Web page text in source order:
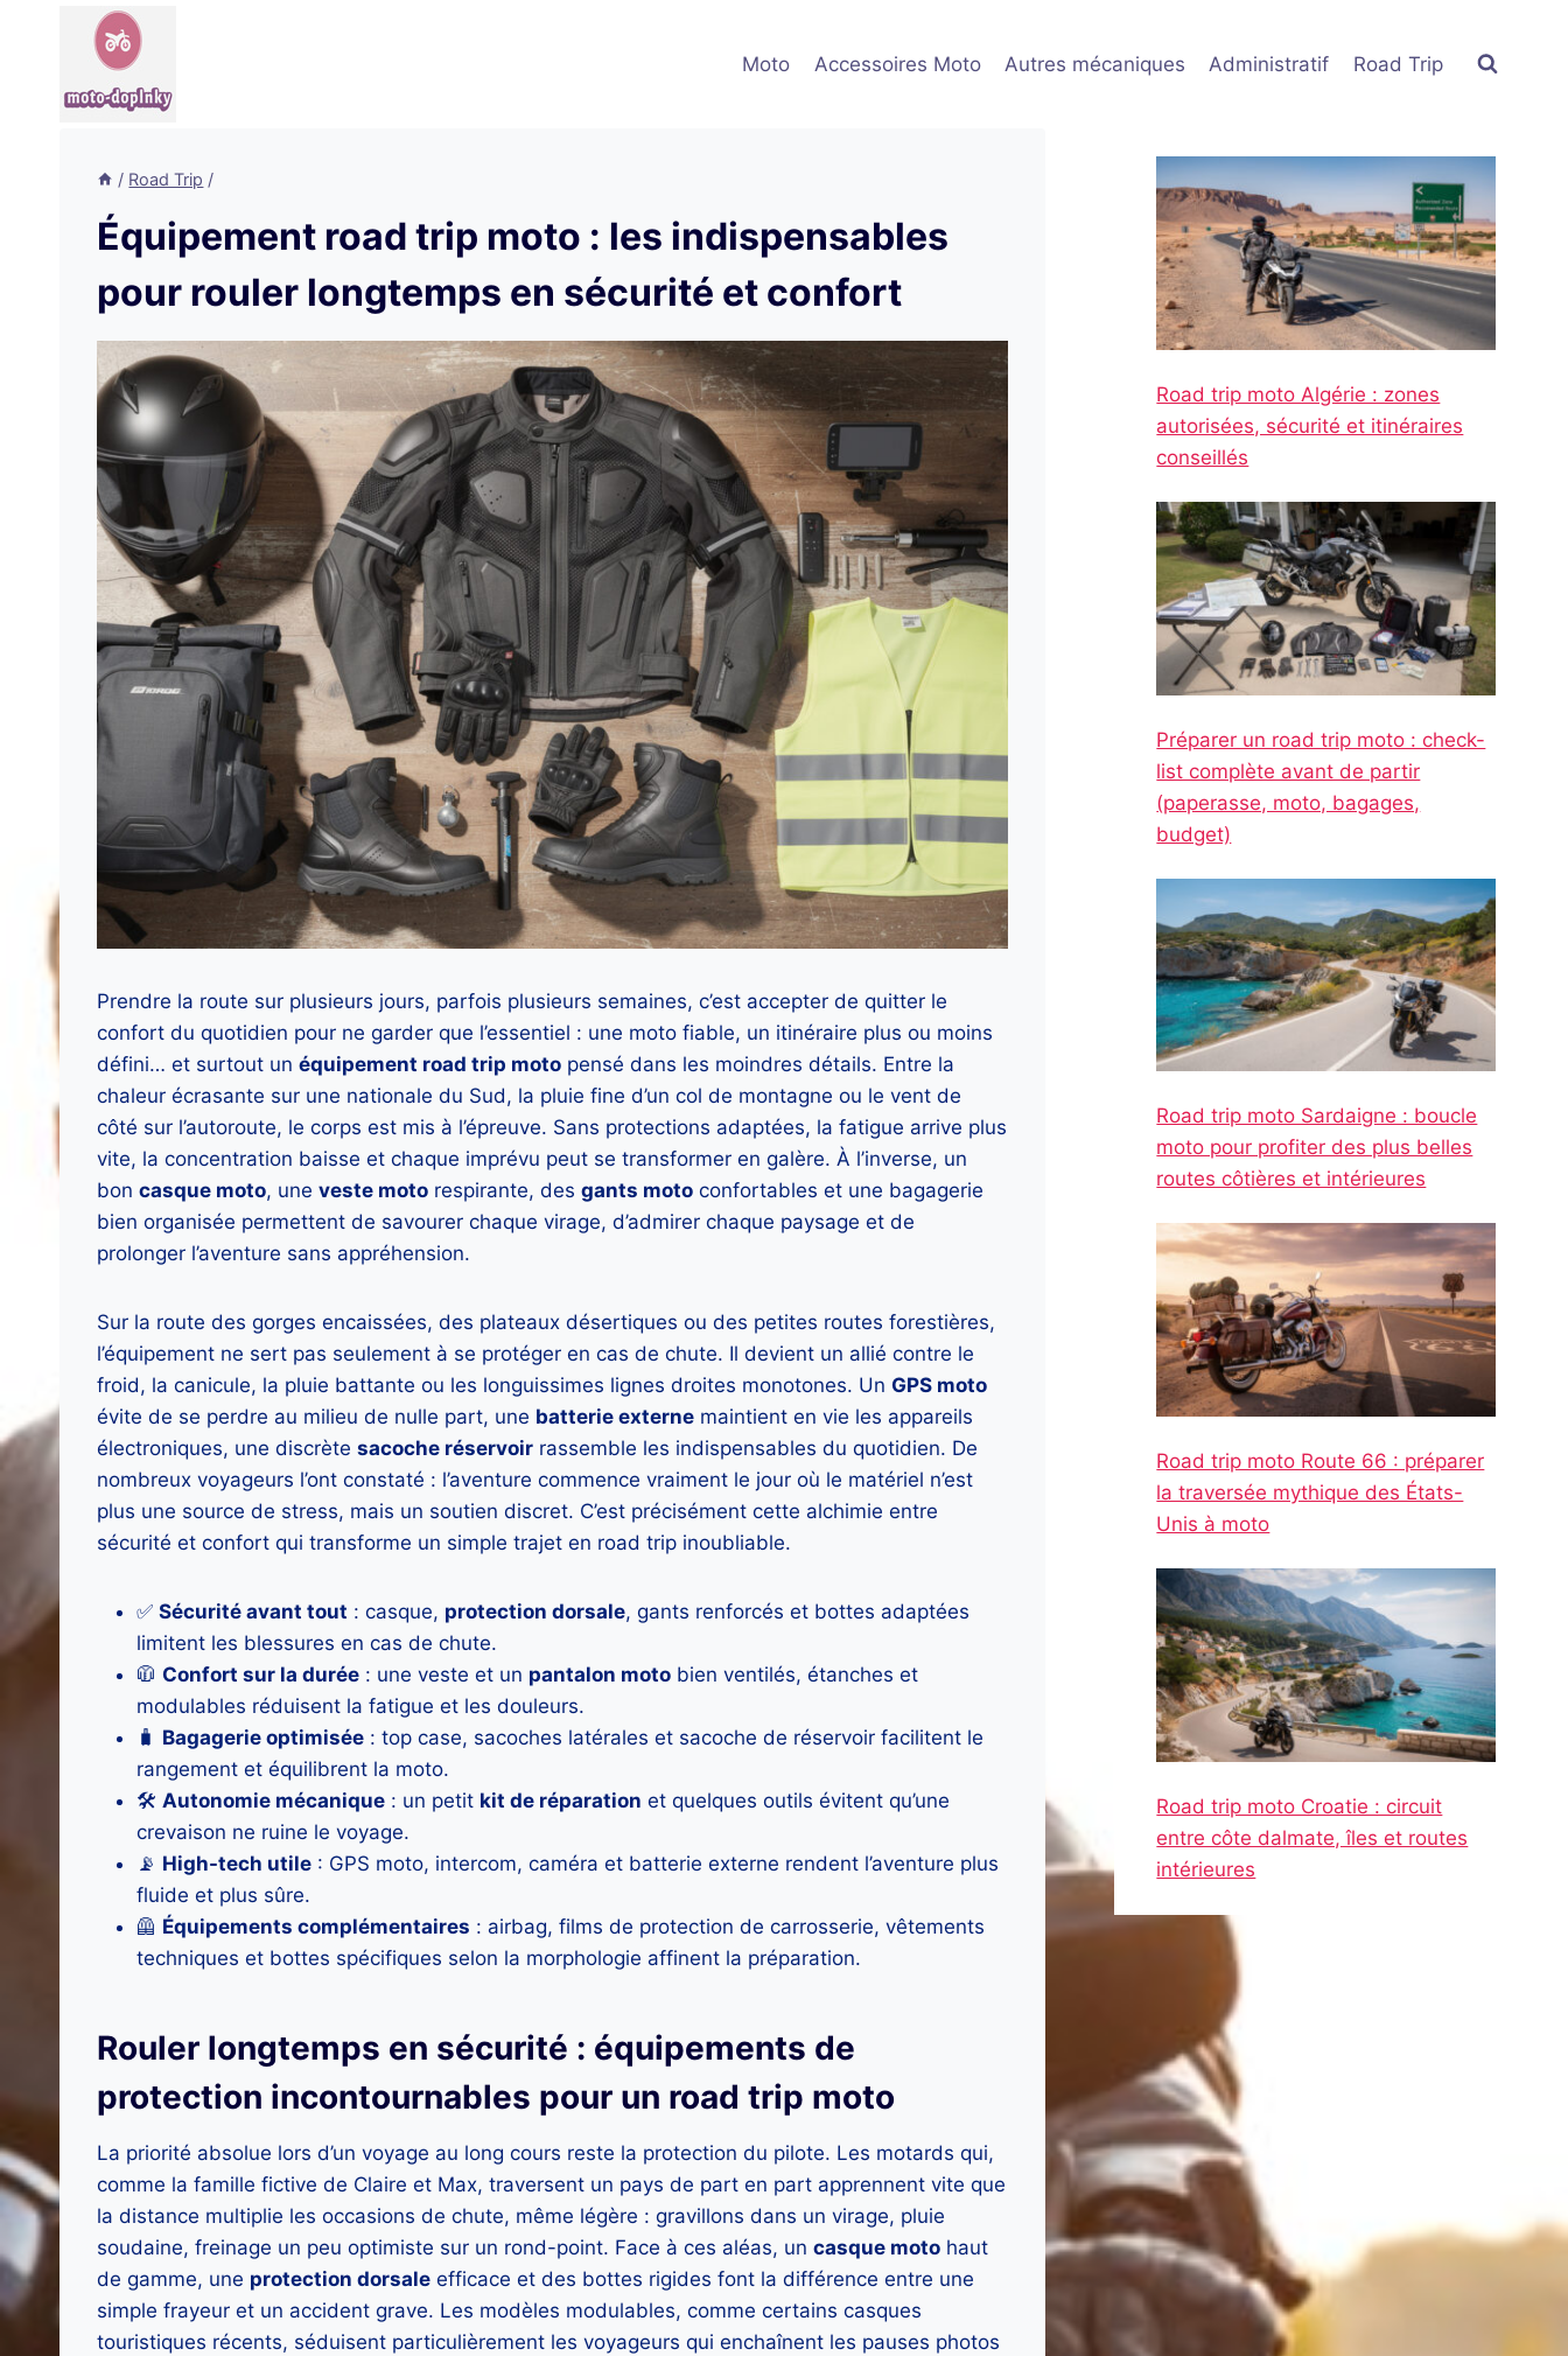
Moto Accessoires Moto Autres mécaniques Administratif Road Trip
/ Road Trip /
Équipement road trip moto : les indispensables
pour rouler longtemps en sécurité et confort
Prendre la route sur plusieurs jours, parfois plusieurs semaines, c’est accepter de quitter le
confort du quotidien pour ne garder que l’essentiel : une moto fiable, un itinéraire plus ou moins
défini… et surtout un équipement road trip moto pensé dans les moindres détails. Entre la
chaleur écrasante sur une nationale du Sud, la pluie fine d’un col de montagne ou le vent de
côté sur l’autoroute, le corps est mis à l’épreuve. Sans protections adaptées, la fatigue arrive plus
vite, la concentration baisse et chaque imprévu peut se transformer en galère. À l’inverse, un
bon casque moto, une veste moto respirante, des gants moto confortables et une bagagerie
bien organisée permettent de savourer chaque virage, d’admirer chaque paysage et de
prolonger l’aventure sans appréhension.
Sur la route des gorges encaissées, des plateaux désertiques ou des petites routes forestières,
l’équipement ne sert pas seulement à se protéger en cas de chute. Il devient un allié contre le
froid, la canicule, la pluie battante ou les longuissimes lignes droites monotones. Un GPS moto
évite de se perdre au milieu de nulle part, une batterie externe maintient en vie les appareils
électroniques, une discrète sacoche réservoir rassemble les indispensables du quotidien. De
nombreux voyageurs l’ont constaté : l’aventure commence vraiment le jour où le matériel n’est
plus une source de stress, mais un soutien discret. C’est précisément cette alchimie entre
sécurité et confort qui transforme un simple trajet en road trip inoubliable.
✅ Sécurité avant tout : casque, protection dorsale, gants renforcés et bottes adaptées
limitent les blessures en cas de chute.
🧥 Confort sur la durée : une veste et un pantalon moto bien ventilés, étanches et
modulables réduisent la fatigue et les douleurs.
🧳 Bagagerie optimisée : top case, sacoches latérales et sacoche de réservoir facilitent le
rangement et équilibrent la moto.
🛠️ Autonomie mécanique : un petit kit de réparation et quelques outils évitent qu’une
crevaison ne ruine le voyage.
📡 High-tech utile : GPS moto, intercom, caméra et batterie externe rendent l’aventure plus
fluide et plus sûre.
🦺 Équipements complémentaires : airbag, films de protection de carrosserie, vêtements
techniques et bottes spécifiques selon la morphologie affinent la préparation.
Rouler longtemps en sécurité : équipements de
protection incontournables pour un road trip moto
La priorité absolue lors d’un voyage au long cours reste la protection du pilote. Les motards qui,
comme la famille fictive de Claire et Max, traversent un pays de part en part apprennent vite que
la distance multiplie les occasions de chute, même légère : gravillons dans un virage, pluie
soudaine, freinage un peu optimiste sur un rond-point. Face à ces aléas, un casque moto haut
de gamme, une protection dorsale efficace et des bottes rigides font la différence entre une
simple frayeur et un accident grave. Les modèles modulables, comme certains casques
touristiques récents, séduisent particulièrement les voyageurs qui enchaînent les pauses photos
Road trip moto Algérie : zones
autorisées, sécurité et itinéraires
conseillés
Préparer un road trip moto : check-
list complète avant de partir
(paperasse, moto, bagages,
budget)
Road trip moto Sardaigne : boucle
moto pour profiter des plus belles
routes côtières et intérieures
Road trip moto Route 66 : préparer
la traversée mythique des États-
Unis à moto
Road trip moto Croatie : circuit
entre côte dalmate, îles et routes
intérieures